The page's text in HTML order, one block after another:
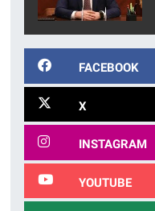
FACEBOOK
X
INSTAGRAM
YOUTUBE